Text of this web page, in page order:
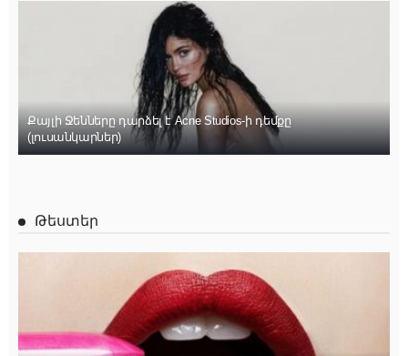
Քայլի Ջենները դարձել է Acne Studios-ի դեմքը
(լուսանկարներ)
Թեստեր